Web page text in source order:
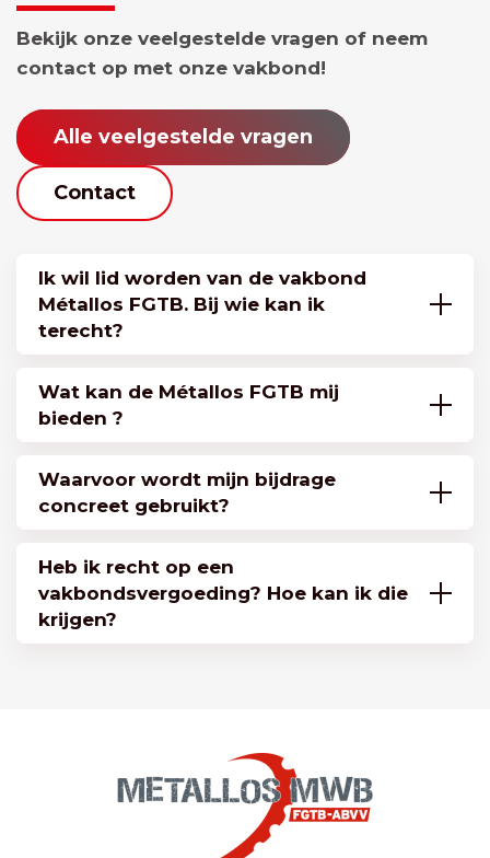
Bekijk onze veelgestelde vragen of neem
contact op met onze vakbond!
Alle veelgestelde vragen
Contact
Ik wil lid worden van de vakbond
Métallos FGTB. Bij wie kan ik
terecht?
Wat kan de Métallos FGTB mij
bieden ?
Waarvoor wordt mijn bijdrage
concreet gebruikt?
Heb ik recht op een
vakbondsvergoeding? Hoe kan ik die
krijgen?